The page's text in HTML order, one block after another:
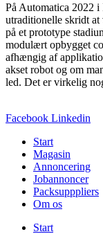
På Automatica 2022
utraditionelle skridt
på et prototype
modulært opbygget
afhængig af
akset robot og om
led. Det er virkelig
Facebook Linkedin
Start
Magasin
Annoncering
Jobannoncer
Packsupppliers
Om os
Start